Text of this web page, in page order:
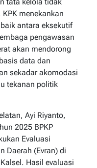
menekankan
antara eksekutif
pengawasan
akan mendorong
data dan
sekadar akomodasi
tekanan politik
Ayi Riyanto,
2025 BPKP
Evaluasi
Daerah (Evran) di
Hasil evaluasi